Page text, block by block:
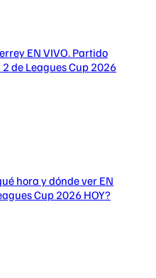
EN VIVO. Partido
2 de Leagues Cup 2026
hora y dónde ver EN
Cup 2026 HOY?